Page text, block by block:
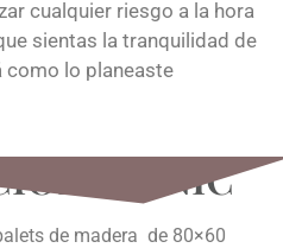
cualquier riesgo a la hora
sientas la tranquilidad de
como lo planeaste
PICNIC
de madera de 80×60